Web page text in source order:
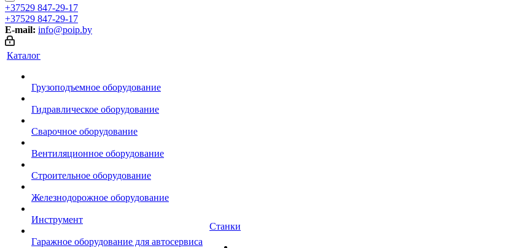
+37529 847-29-17‬
+37529 847-29-17‬
E-mail: info@poip.by
Каталог
Грузоподъемное оборудование
Гидравлическое оборудование
Сварочное оборудование
Вентиляционное оборудование
Строительное оборудование
Железнодорожное оборудование
Инструмент
Гаражное оборудование для автосервиса
Станки